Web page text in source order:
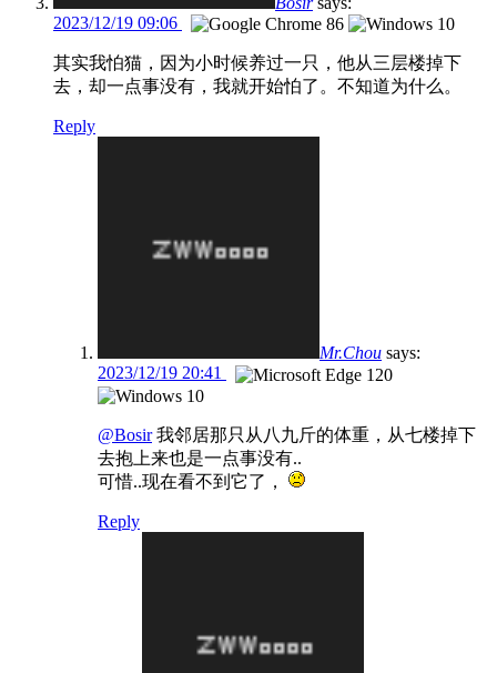
2023/12/19 09:06
其实我怕猫，因为小时候养过一只，他从三层楼掉下
去，却一点事没有，我就开始怕了。不知道为什么。
Reply
Mr.Chou says:
2023/12/19 20:41
@Bosir我邻居那只从八九斤的体重，从七楼掉下
去抱上来也是一点事没有..
可惜..现在看不到它了，
Reply